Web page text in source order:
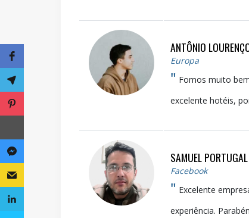
ANTÔNIO
Europa
" Fomos muito
excelente hotéis,
SAMUEL PORTUGAL
Facebook
" Excelente
experiência.